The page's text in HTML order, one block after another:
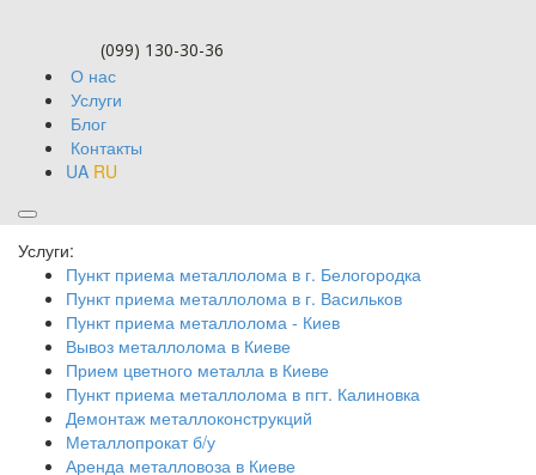
(099) 130-30-36
О нас
Услуги
Блог
Контакты
UA RU
Блог
Услуги:
Пункт приема металлолома в г. Белогородка
Пункт приема металлолома в г. Васильков
Пункт приема металлолома - Киев
Вывоз металлолома в Киеве
Прием цветного металла в Киеве
Пункт приема металлолома в пгт. Калиновка
Демонтаж металлоконструкций
Металлопрокат б/у
Аренда металловоза в Киеве